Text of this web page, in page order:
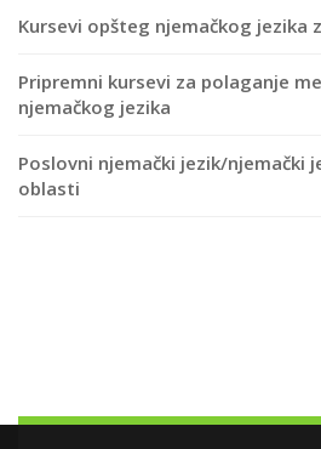
Kursevi opšteg njemačkog jezika
Pripremni kursevi za polaganje
njemačkog jezika
Poslovni njemački jezik/njemački
oblasti